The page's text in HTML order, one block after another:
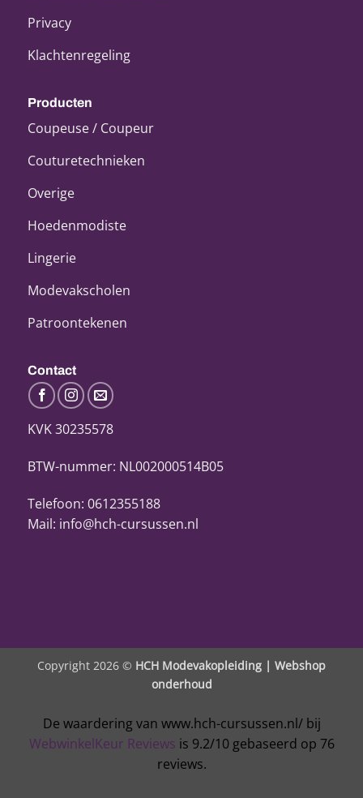
Privacy
Klachtenregeling
Producten
Coupeuse / Coupeur
Couturetechnieken
Overige
Hoedenmodiste
Lingerie
Modevakscholen
Patroontekenen
Contact
KVK 30235578
BTW-nummer: NL002000514B05
Telefoon: 0612355188
Mail: info@hch-cursussen.nl
Copyright 2026 © HCH Modevakopleiding | Webshop
onderhoud
De waardering van www.hch-cursussen.nl/ bij
WebwinkelKeur Reviews is 9.2/10 gebaseerd op 76
reviews.